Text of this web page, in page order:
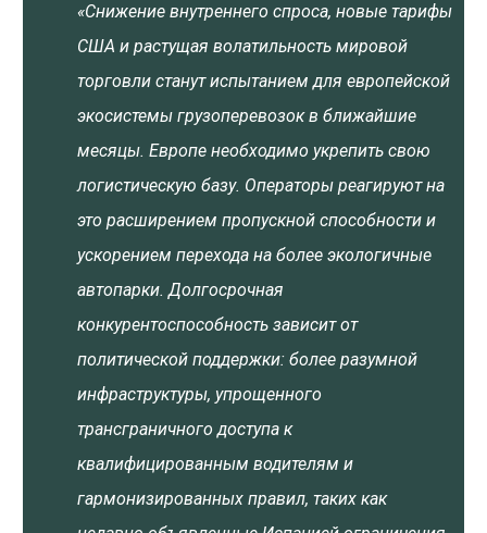
«Снижение внутреннего спроса, новые тарифы
США и растущая волатильность мировой
торговли станут испытанием для европейской
экосистемы грузоперевозок в ближайшие
месяцы. Европе необходимо укрепить свою
логистическую базу. Операторы реагируют на
это расширением пропускной способности и
ускорением перехода на более экологичные
автопарки. Долгосрочная
конкурентоспособность зависит от
политической поддержки: более разумной
инфраструктуры, упрощенного
трансграничного доступа к
квалифицированным водителям и
гармонизированных правил, таких как